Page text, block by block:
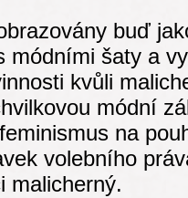
buď
módními šaty a
kvůli
módní
na
volebního
malicherný.